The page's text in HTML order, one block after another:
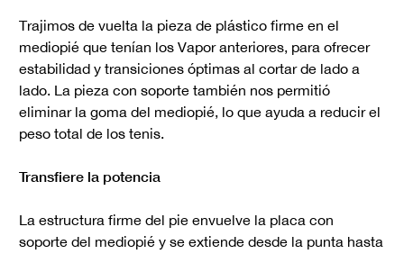
Trajimos de vuelta la pieza de plástico firme en el
mediopié que tenían los Vapor anteriores, para ofrecer
estabilidad y transiciones óptimas al cortar de lado a
lado. La pieza con soporte también nos permitió
eliminar la goma del mediopié, lo que ayuda a reducir el
peso total de los tenis.
Transfiere la potencia
La estructura firme del pie envuelve la placa con
soporte del mediopié y se extiende desde la punta hasta